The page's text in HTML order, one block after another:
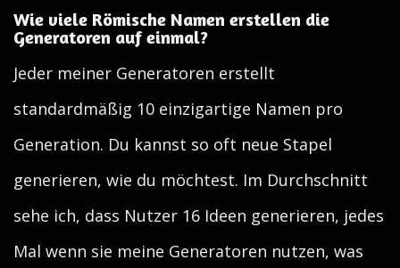
Wie viele Römische Namen erstellen die
Generatoren auf einmal?
Jeder meiner Generatoren erstellt
standardmäßig 10 einzigartige Namen pro
Generation. Du kannst so oft neue Stapel
generieren, wie du möchtest. Im Durchschnitt
sehe ich, dass Nutzer 16 Ideen generieren, jedes
Mal wenn sie meine Generatoren nutzen, was